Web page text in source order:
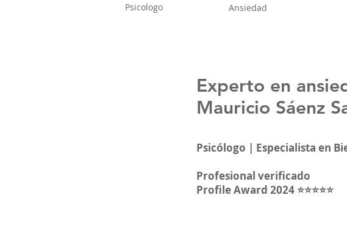
Psicologo
Ansiedad
Experto en
Mauricio Sáenz
Psicólogo | Especialista en
Profesional verificado
Profile Award 2024 ⭐⭐⭐⭐⭐